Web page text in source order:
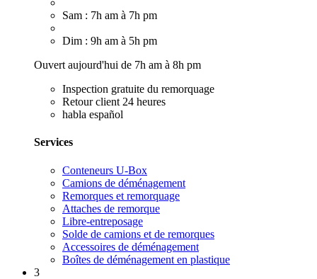
Sam : 7h am à 7h pm
Dim : 9h am à 5h pm
Ouvert aujourd'hui de 7h am à 8h pm
Inspection gratuite du remorquage
Retour client 24 heures
habla español
Services
Conteneurs U-Box
Camions de déménagement
Remorques et remorquage
Attaches de remorque
Libre-entreposage
Solde de camions et de remorques
Accessoires de déménagement
Boîtes de déménagement en plastique
3